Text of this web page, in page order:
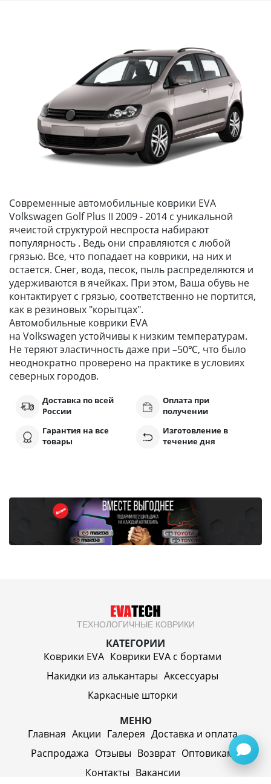
Современные автомобильные коврики EVA
Volkswagen Golf Plus II 2009 - 2014 с уникальной
ячеистой структурой неспроста набирают
популярность . Ведь они справляются с любой
грязью. Все, что попадает на коврики, на них и
остается. Снег, вода, песок, пыль распределяются и
удерживаются в ячейках. При этом, Ваша обувь не
контактирует с грязью, соответственно не портится,
как в резиновых "корытцах".
Автомобильные коврики EVA
на Volkswagen устойчивы к низким температурам.
Не теряют эластичность даже при –50℃, что было
неоднократно проверено на практике в условиях
северных городов.
Доставка по всей
России
Оплата при
получении
Гарантия на все
товары
Изготовление в
течение дня
ТЕХНОЛОГИЧНЫЕ КОВРИКИ
КАТЕГОРИИ
Коврики EVA Коврики EVA c бортами
Накидки из алькантары Аксессуары
Каркасные шторки
МЕНЮ
Главная Акции Галерея Доставка и оплата
Распродажа Отзывы Возврат Оптовикам
Контакты Вакансии